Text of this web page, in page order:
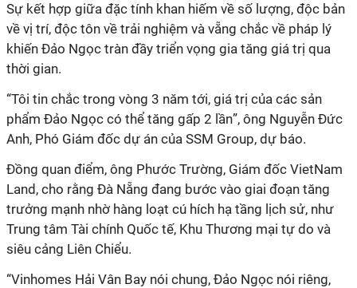
Sự kết hợp giữa đặc tính khan hiếm về số lượng, độc bản
về vị trí, độc tôn về trải nghiệm và vẵng chắc về pháp lý
khiến Đảo Ngọc tràn đầy triển vọng gia tăng giá trị qua
thời gian.
“Tôi tin chắc trong vòng 3 năm tới, giá trị của các sản
phẩm Đảo Ngọc có thể tăng gấp 2 lần”, ông Nguyễn Đức
Anh, Phó Giám đốc dự án của SSM Group, dự báo.
Đồng quan điểm, ông Phước Trường, Giám đốc VietNam
Land , cho rằng Đà Nẵng đang bước vào giai đoạn tăng
trưởng mạnh nhờ hàng loạt cú hích hạ tầng lịch sử, như
Trung tâm Tài chính Quốc tế, Khu Thương mại tự do và
siêu cảng Liên Chiểu.
“Vinhomes Hải Vân Bay nói chung, Đảo Ngọc nói riêng,